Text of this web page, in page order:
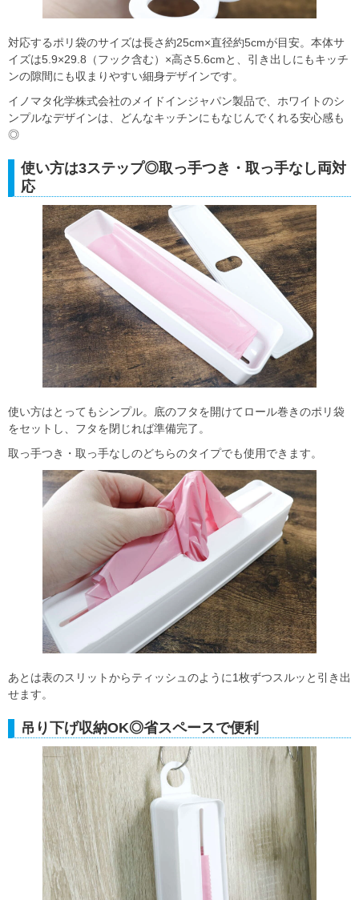
対応するポリ袋のサイズは長さ約25cm×直径約5cmが目安。本体サ
イズは5.9×29.8（フック含む）×高さ5.6cmと、引き出しにもキッチ
ンの隙間にも収まりやすい細身デザインです。
イノマタ化学株式会社のメイドインジャパン製品で、ホワイトのシ
ンプルなデザインは、どんなキッチンにもなじんでくれる安心感も
◎
使い方は3ステップ◎取っ手つき・取っ手なし両対
応
使い方はとってもシンプル。底のフタを開けてロール巻きのポリ袋
をセットし、フタを閉じれば準備完了。
取っ手つき・取っ手なしのどちらのタイプでも使用できます。
あとは表のスリットからティッシュのように1枚ずつスルッと引き出
せます。
吊り下げ収納OK◎省スペースで便利